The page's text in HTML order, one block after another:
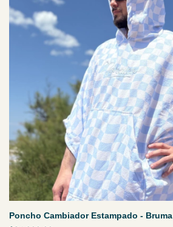
Poncho Cambiador Estampado - Bruma